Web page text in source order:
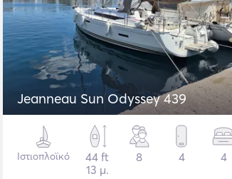
Jeanneau Sun Odyssey 439
Ιστιοπλοϊκό
44 ft
13 μ.
8 4 4